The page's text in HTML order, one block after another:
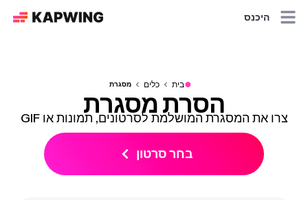
היכנס
●בית כלים מסגרת
הסרת מסגרת
צרו את המסגרת המושלמת לסרטונים, תמונות או GIF
בחר סרטון